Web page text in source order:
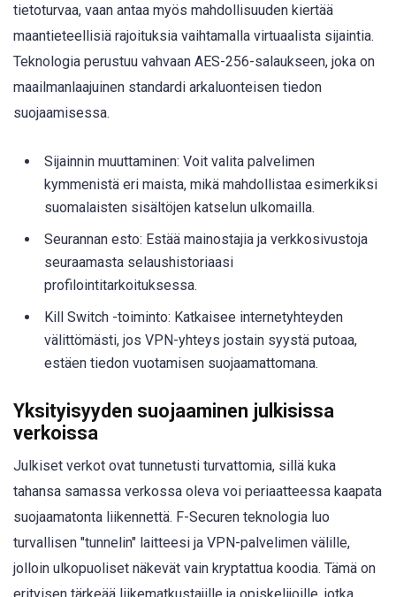
tietoturvaa, vaan antaa myös mahdollisuuden kiertää
maantieteellisiä rajoituksia vaihtamalla virtuaalista sijaintia.
Teknologia perustuu vahvaan AES-256-salaukseen, joka on
maailmanlaajuinen standardi arkaluonteisen tiedon
suojaamisessa.
Sijainnin muuttaminen: Voit valita palvelimen
kymmenistä eri maista, mikä mahdollistaa esimerkiksi
suomalaisten sisältöjen katselun ulkomailla.
Seurannan esto: Estää mainostajia ja verkkosivustoja
seuraamasta selaushistoriaasi
profilointitarkoituksessa.
Kill Switch -toiminto: Katkaisee internetyhteyden
välittömästi, jos VPN-yhteys jostain syystä putoaa,
estäen tiedon vuotamisen suojaamattomana.
Yksityisyyden suojaaminen julkisissa
verkoissa
Julkiset verkot ovat tunnetusti turvattomia, sillä kuka
tahansa samassa verkossa oleva voi periaatteessa kaapata
suojaamatonta liikennettä. F-Securen teknologia luo
turvallisen "tunnelin" laitteesi ja VPN-palvelimen välille,
jolloin ulkopuoliset näkevät vain kryptattua koodia. Tämä on